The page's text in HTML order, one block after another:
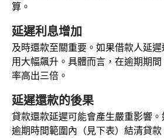
算。
延遲利息增加
及時還款至關重要。如果借款人延
用大幅飆升。具體而言，在逾期期
率高出三倍。
延遲還款的後果
貸款還款延遲可能會產生嚴重影響
逾期時間範圍內（見下表）結清貸